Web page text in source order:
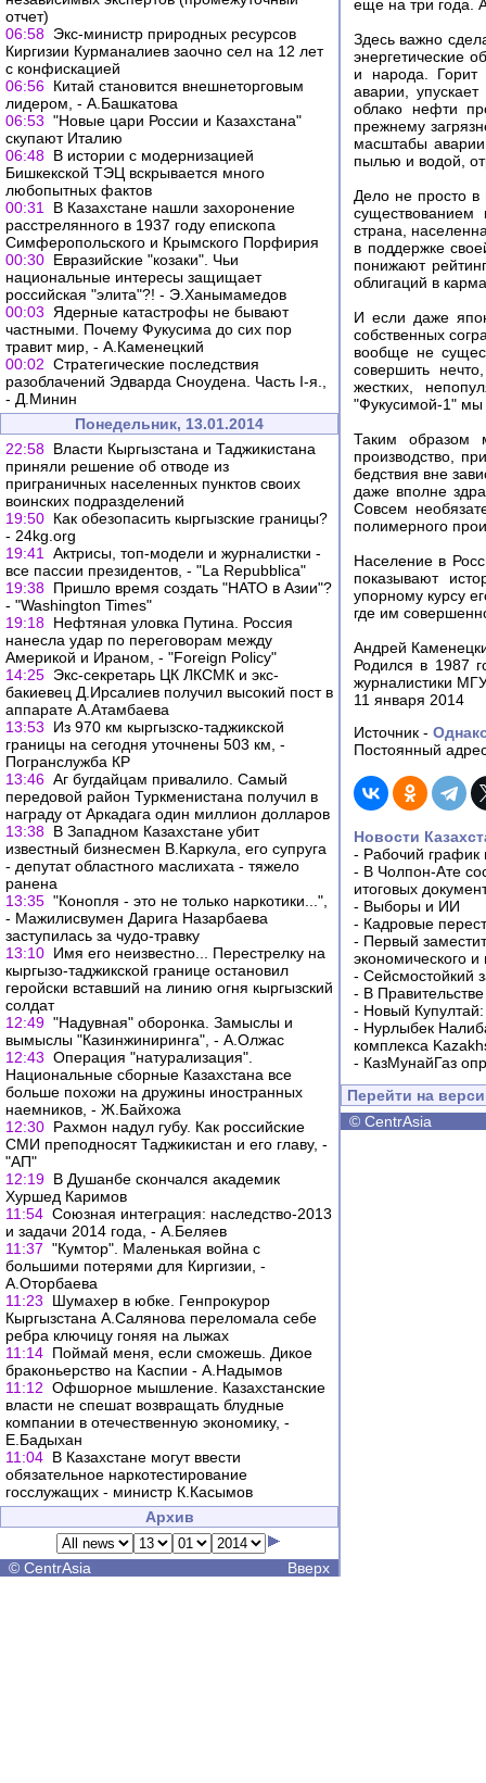
отчет)
06:58 Экс-министр природных ресурсов
Киргизии Курманалиев заочно сел на 12 лет
с конфискацией
06:56 Китай становится внешнеторговым
лидером, - А.Башкатова
06:53 "Новые цари России и Казахстана"
скупают Италию
06:48 В истории с модернизацией
Бишкекской ТЭЦ вскрывается много
любопытных фактов
00:31
В Казахстане нашли захоронение
расстрелянного в 1937 году епископа
Симферопольского и Крымского Порфирия
00:30 Евразийские "козаки". Чьи
национальные интересы защищает
российская "элита"?! - Э.Ханымамедов
00:03
Ядерные катастрофы не бывают
частными. Почему Фукусима до сих пор
травит мир, - А.Каменецкий
00:02 Стратегические последствия
разоблачений Эдварда Сноудена. Часть I-я.,
- Д.Минин
Понедельник, 13.01.2014
22:58 Власти Кыргызстана и Таджикистана
приняли решение об отводе из
приграничных населенных пунктов своих
воинских подразделений
19:50 Как обезопасить кыргызские границы?
- 24kg.org
19:41
Актрисы, топ-модели и журналистки -
все пассии президентов, - "La Repubblica"
19:38 Пришло время создать "НАТО в Азии"?
- "Washington Times"
19:18 Нефтяная уловка Путина. Россия
нанесла удар по переговорам между
Америкой и Ираном, - "Foreign Policy"
14:25 Экс-секретарь ЦК ЛКСМК и экс-
бакиевец Д.Ирсалиев получил высокий пост в
аппарате А.Атамбаева
13:53
Из 970 км кыргызско-таджикской
границы на сегодня уточнены 503 км, -
Погранслужба КР
13:46 Аг бугдайцам привалило. Самый
передовой район Туркменистана получил в
награду от Аркадага один миллион долларов
13:38 В Западном Казахстане убит
известный бизнесмен В.Каркула, его супруга
- депутат областного маслихата - тяжело
ранена
13:35 "Конопля - это не только наркотики...",
- Мажилисвумен Дарига Назарбаева
заступилась за чудо-травку
13:10 Имя его неизвестно... Перестрелку на
кыргызо-таджикской границе остановил
геройски вставший на линию огня кыргызский
солдат
12:49 "Надувная" оборонка. Замыслы и
вымыслы "Казинжиниринга", - А.Олжас
12:43 Операция "натурализация".
Национальные сборные Казахстана все
больше похожи на дружины иностранных
наемников, - Ж.Байхожа
12:30 Рахмон надул губу. Как российские
СМИ преподносят Таджикистан и его главу, -
"АП"
12:19 В Душанбе скончался академик
Хуршед Каримов
11:54 Союзная интеграция: наследство-2013
и задачи 2014 года, - А.Беляев
11:37 "Кумтор". Маленькая война с
большими потерями для Киргизии, -
А.Оторбаева
11:23
Шумахер в юбке. Генпрокурор
Кыргызстана А.Салянова переломала себе
ребра ключицу гоняя на лыжах
11:14 Поймай меня, если сможешь. Дикое
браконьерство на Каспии - А.Надымов
11:12 Офшорное мышление. Казахстанские
власти не спешат возвращать блудные
компании в отечественную экономику, -
Е.Бадыхан
11:04 В Казахстане могут ввести
обязательное наркотестирование
госслужащих - министр К.Касымов
Архив
© CentrAsia Вверх
еще на три года.
Здесь важно
энергетические
и народа. Горит
аварии,
облако нефти
прежнему
масштабы
пылью и водой,
Дело не просто в
страна,
в поддержке
понижают
облигаций в
И если даже
собственных
вообще не
совершить
жестких,
"Фукусимой-1" мы
Таким образом
производство,
бедствия вне
даже вполне
Совсем
полимерного
Население в
показывают
упорному курсу
где им
Андрей
Родился в 1987
журналистики
11 января 2014
Источник -
Постоянный
Новости
- Рабочий график
- В Чолпон-Ате
итоговых
- Выборы и ИИ
- Кадровые
- Первый
экономического
- Сейсмостойкий
- В
- Новый
- Нурлыбек
комплекса
- КазМунайГаз
Перейти на
© CentrAsia